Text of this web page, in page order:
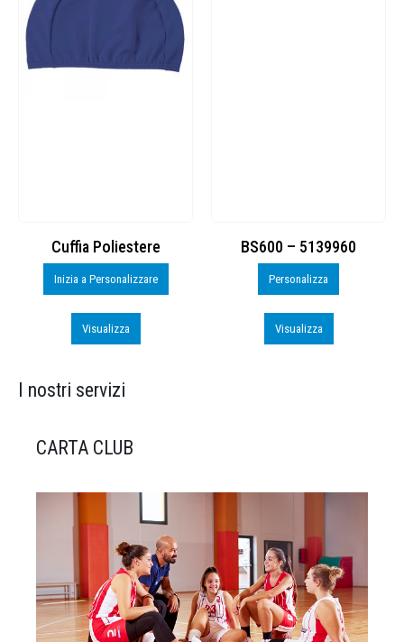
Cuffia Poliestere
Inizia a Personalizzare
Visualizza
BS600 – 5139960
Personalizza
Visualizza
I nostri servizi
CARTA CLUB